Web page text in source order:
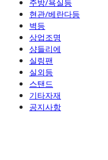
현관/베란다등
벽등
상업조명
샹들리에
실링팬
실외등
스탠드
기타자재
공지사항